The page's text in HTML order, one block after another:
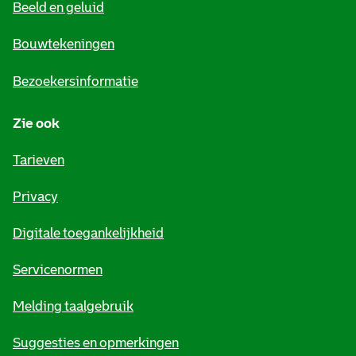
Beeld en geluid
Bouwtekeningen
Bezoekersinformatie
Zie ook
Tarieven
Privacy
Digitale toegankelijkheid
Servicenormen
Melding taalgebruik
Suggesties en opmerkingen